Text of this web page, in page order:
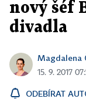
nový šéf
divadla
Magdalena
15. 9. 2017
ODEBÍRAT